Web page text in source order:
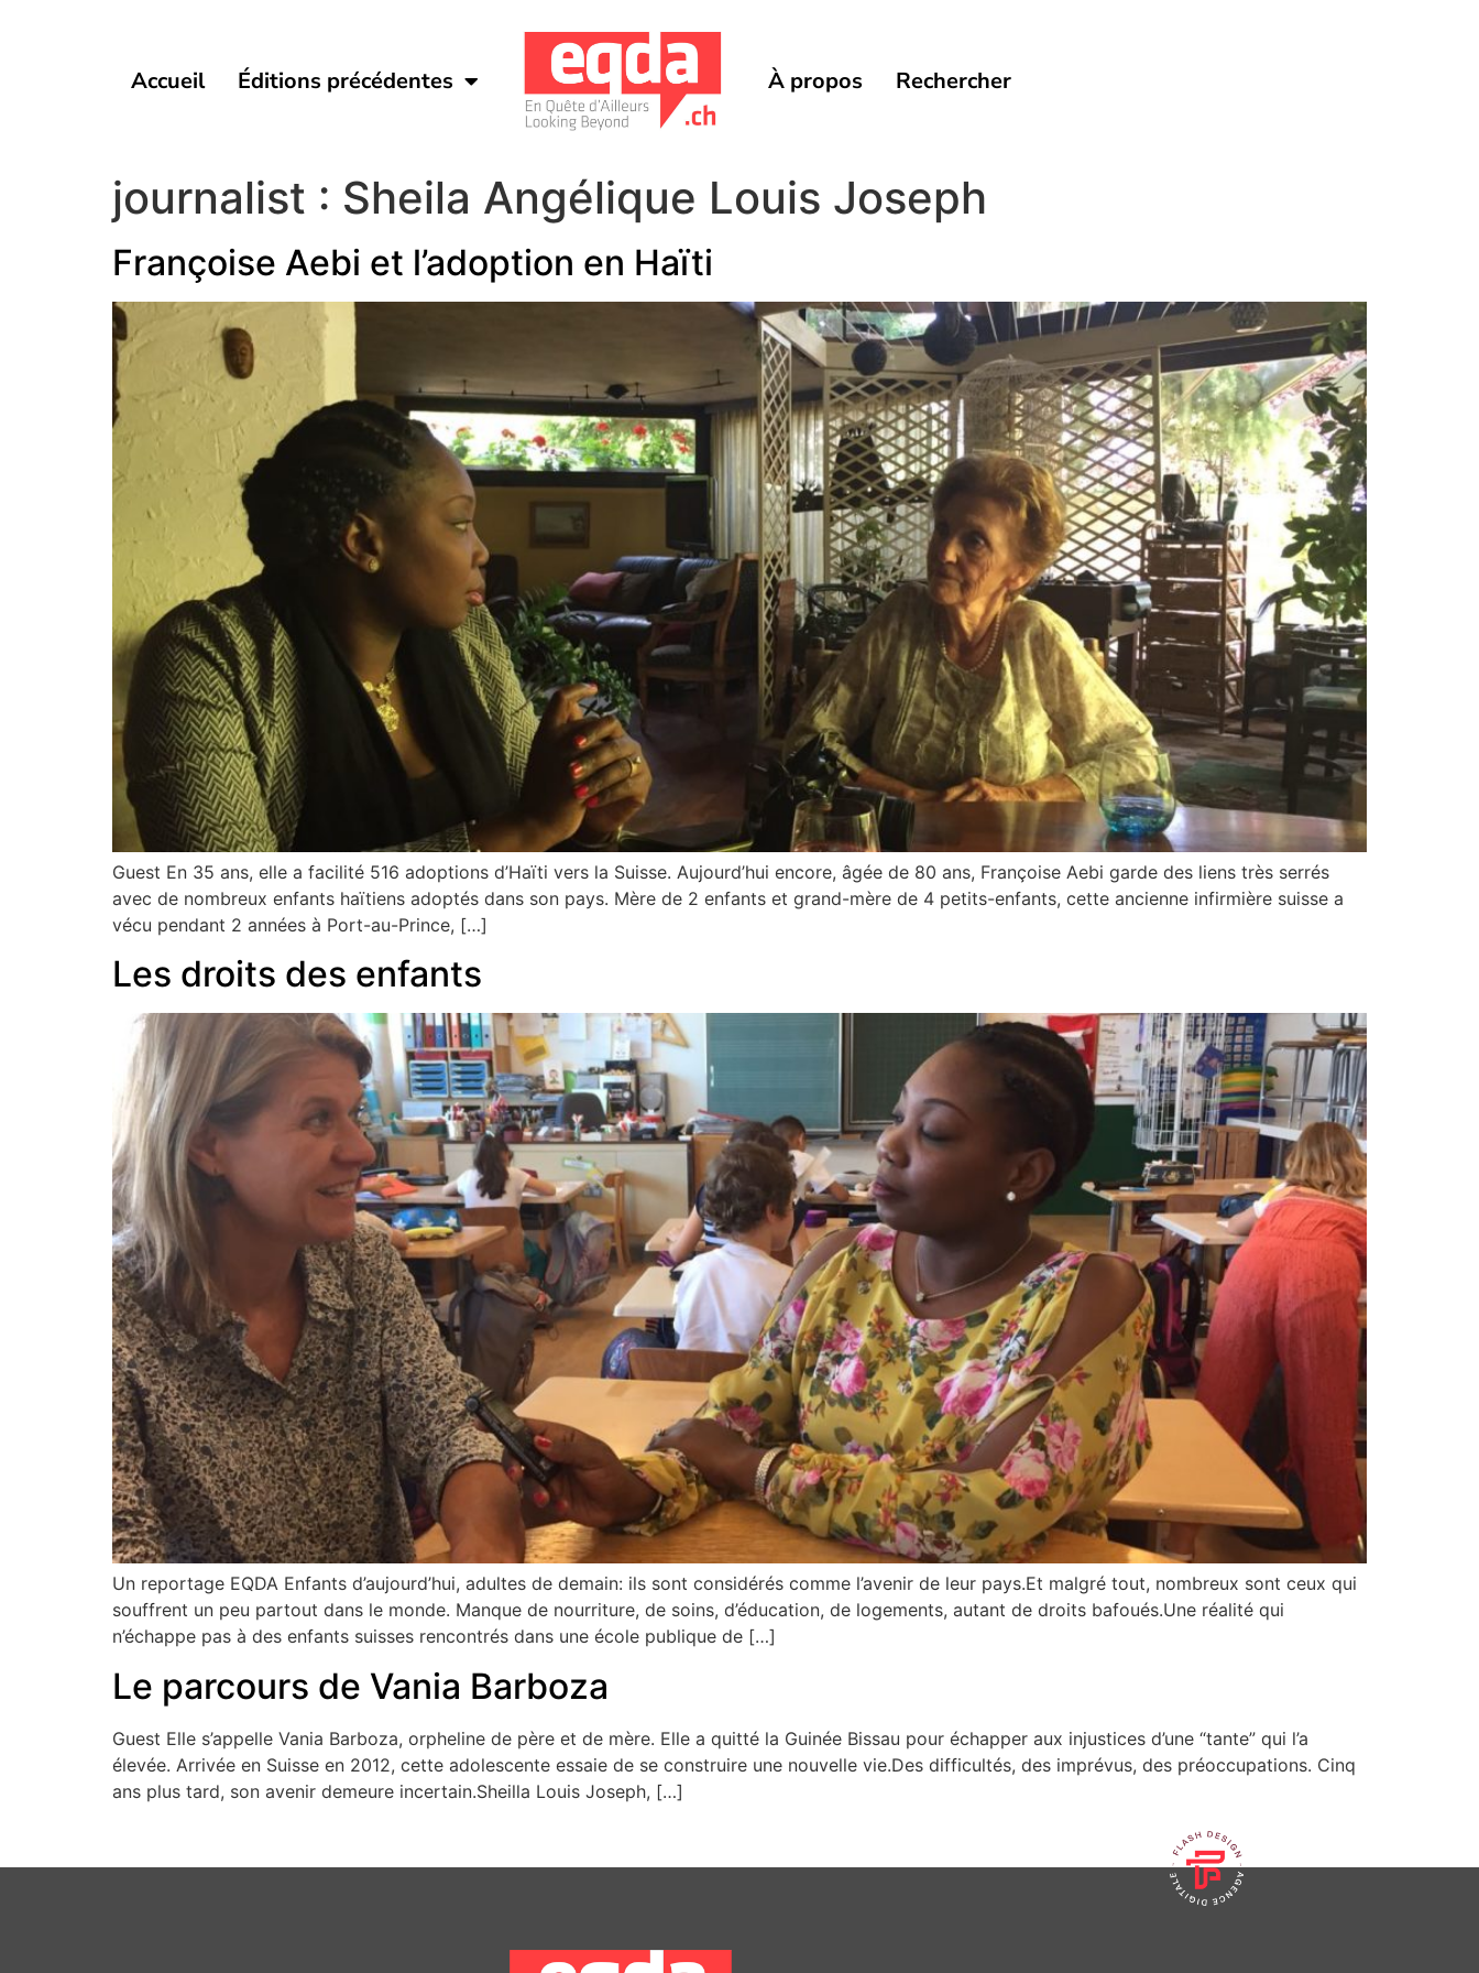
Accueil Éditions précédentes À propos Rechercher
journalist : Sheila Angélique Louis Joseph
Françoise Aebi et l’adoption en Haïti
Guest En 35 ans, elle a facilité 516 adoptions d’Haïti vers la Suisse. Aujourd’hui encore, âgée de 80 ans, Françoise Aebi garde des liens très serrés
avec de nombreux enfants haïtiens adoptés dans son pays. Mère de 2 enfants et grand-mère de 4 petits-enfants, cette ancienne infirmière suisse a
vécu pendant 2 années à Port-au-Prince, […]
Les droits des enfants
Un reportage EQDA Enfants d’aujourd’hui, adultes de demain: ils sont considérés comme l’avenir de leur pays.Et malgré tout, nombreux sont ceux qui
souffrent un peu partout dans le monde. Manque de nourriture, de soins, d’éducation, de logements, autant de droits bafoués.Une réalité qui
n’échappe pas à des enfants suisses rencontrés dans une école publique de […]
Le parcours de Vania Barboza
Guest Elle s’appelle Vania Barboza, orpheline de père et de mère. Elle a quitté la Guinée Bissau pour échapper aux injustices d’une “tante” qui l’a
élevée. Arrivée en Suisse en 2012, cette adolescente essaie de se construire une nouvelle vie.Des difficultés, des imprévus, des préoccupations. Cinq
ans plus tard, son avenir demeure incertain.Sheilla Louis Joseph, […]